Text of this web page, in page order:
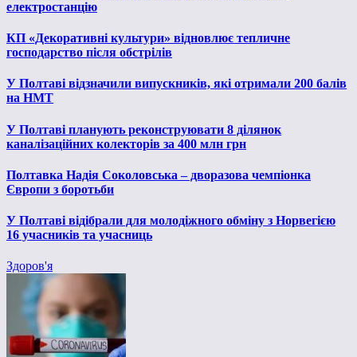
електростанцію
КП «Декоративні культури» відновлює тепличне
господарство після обстрілів
У Полтаві відзначили випускників, які отримали 200 балів
на НМТ
У Полтаві планують реконструювати 8 ділянок
каналізаційних колекторів за 400 млн грн
Полтавка Надія Соколовська – дворазова чемпіонка
Європи з боротьби
У Полтаві відібрали для молодіжного обміну з Норвегією
16 учасників та учасниць
Здоров'я